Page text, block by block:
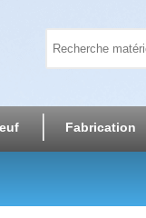
Fabrication